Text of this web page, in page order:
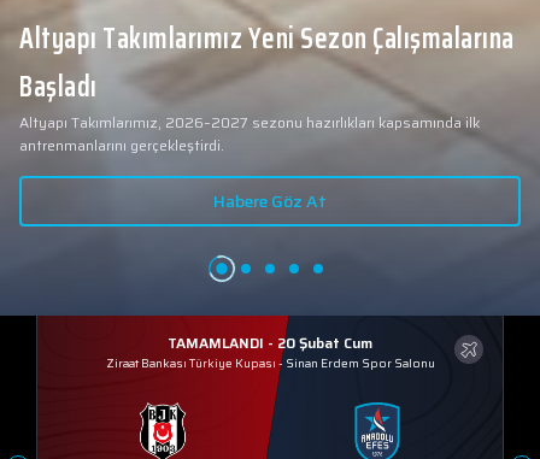
Altyapı Takımlarımız Yeni Sezon Çalışmalarına
Başladı
Altyapı Takımlarımız, 2026–2027 sezonu hazırlıkları kapsamında ilk
antrenmanlarını gerçekleştirdi.
Habere Göz At
TAMAMLANDI - 20 Şubat Cum
Ziraat Bankası Türkiye Kupası - Sinan Erdem Spor Salonu